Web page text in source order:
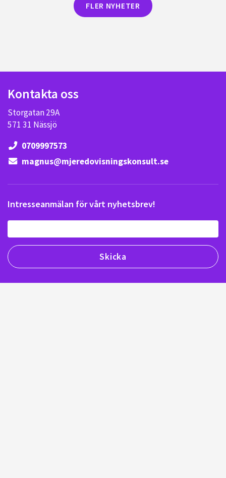
FLER NYHETER
Kontakta oss
Storgatan 29A
571 31 Nässjö
0709997573
magnus@mjeredovisningskonsult.se
Intresseanmälan för vårt nyhetsbrev!